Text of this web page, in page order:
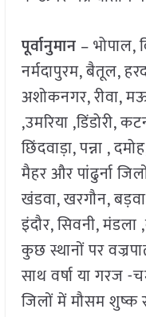
पूर्वानुमान – भोपाल,
नर्मदापुरम, बैतूल,
अशोकनगर, रीवा,
,उमरिया ,डिंडोरी,
छिंदवाड़ा, पन्ना ,
मैहर और पांढुर्ना
खंडवा, खरगौन,
इंदौर, सिवनी,
कुछ स्थानों पर
साथ वर्षा या गरज
जिलों में मौसम शुष्क